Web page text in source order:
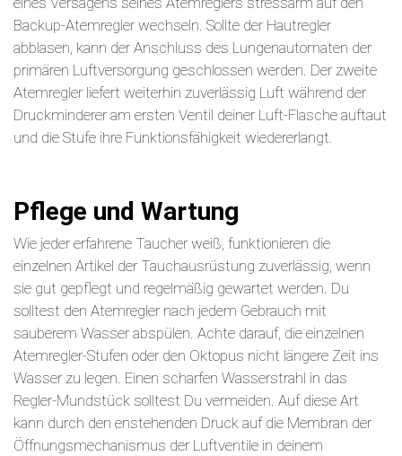
Backup-Atemregler wechseln. Sollte der Hautregler
abblasen, kann der Anschluss des Lungenautomaten der
primären Luftversorgung geschlossen werden. Der zweite
Atemregler liefert weiterhin zuverlässig Luft während der
Druckminderer am ersten Ventil deiner Luft-Flasche auftaut
und die Stufe ihre Funktionsfähigkeit wiedererlangt.
Pflege und Wartung
Wie jeder erfahrene Taucher weiß, funktionieren die
einzelnen Artikel der Tauchausrüstung zuverlässig, wenn
sie gut gepflegt und regelmäßig gewartet werden. Du
solltest den Atemregler nach jedem Gebrauch mit
sauberem Wasser abspülen. Achte darauf, die einzelnen
Atemregler-Stufen oder den Oktopus nicht längere Zeit ins
Wasser zu legen. Einen scharfen Wasserstrahl in das
Regler-Mundstück solltest Du vermeiden. Auf diese Art
kann durch den enstehenden Druck auf die Membran der
Öffnungsmechanismus der Luftventile in deinem